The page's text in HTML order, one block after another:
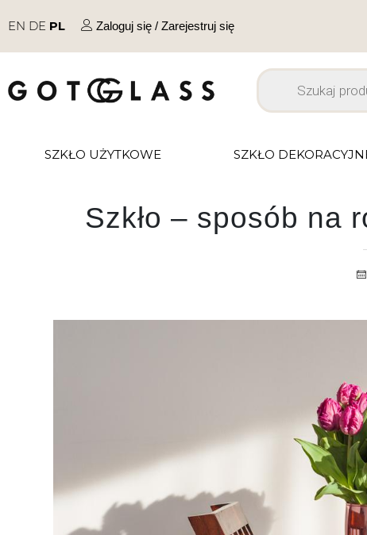
EN DE PL Zaloguj się / Zarejestruj się
SZKŁO UŻYTKOWE SZKŁO
Szkło – sposób na